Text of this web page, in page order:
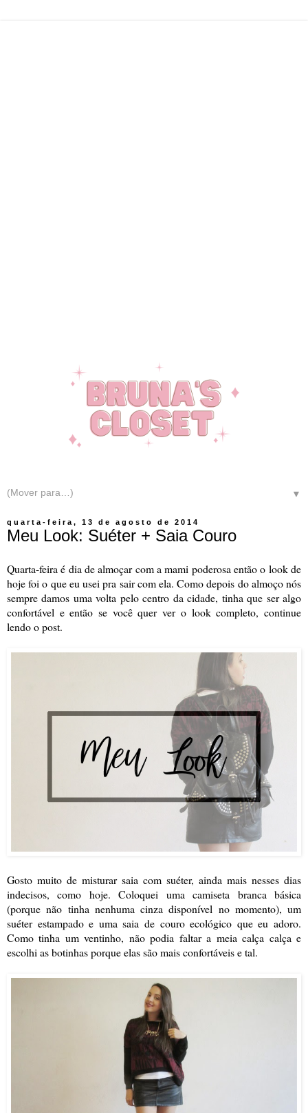
▼
quarta-feira, 13 de agosto de 2014
Meu Look: Suéter + Saia Couro
Quarta-feira é dia de almoçar com a mami poderosa então o look de
hoje foi o que eu usei pra sair com ela. Como depois do almoço nós
sempre damos uma volta pelo centro da cidade, tinha que ser algo
confortável e então se você quer ver o look completo, continue
lendo o post.
Gosto muito de misturar saia com suéter, ainda mais nesses dias
indecisos, como hoje. Coloquei uma camiseta branca básica
(porque não tinha nenhuma cinza disponível no momento), um
suéter estampado e uma saia de couro ecológico que eu adoro.
Como tinha um ventinho, não podia faltar a meia calça calça e
escolhi as botinhas porque elas são mais confortáveis e tal.